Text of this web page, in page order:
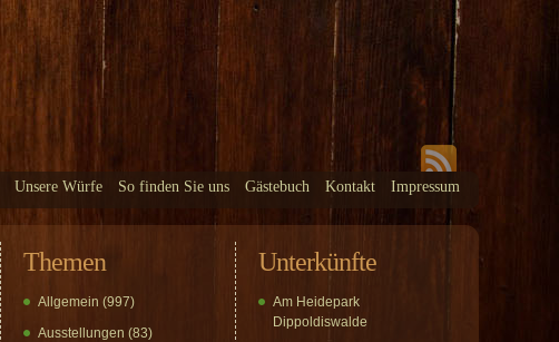
Unsere Würfe So finden Sie uns Gästebuch Kontakt Impressum
Themen
Allgemein (997)
Ausstellungen (83)
Unterkünfte
Am Heidepark
Dippoldiswalde